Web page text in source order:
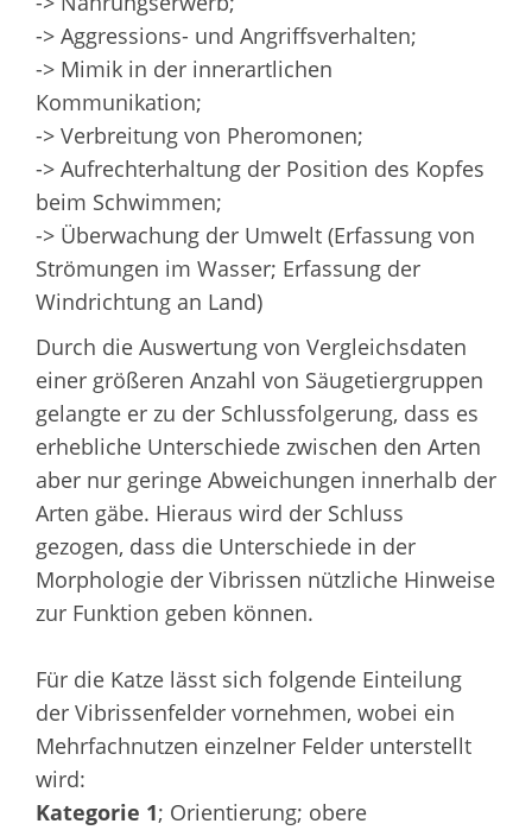
-> Aggressions- und Angriffsverhalten;
-> Mimik in der innerartlichen
Kommunikation;
-> Verbreitung von Pheromonen;
-> Aufrechterhaltung der Position des Kopfes
beim Schwimmen;
-> Überwachung der Umwelt (Erfassung von
Strömungen im Wasser; Erfassung der
Windrichtung an Land)
Durch die Auswertung von Vergleichsdaten
einer größeren Anzahl von Säugetiergruppen
gelangte er zu der Schlussfolgerung, dass es
erhebliche Unterschiede zwischen den Arten
aber nur geringe Abweichungen innerhalb der
Arten gäbe. Hieraus wird der Schluss
gezogen, dass die Unterschiede in der
Morphologie der Vibrissen nützliche Hinweise
zur Funktion geben können.
Für die Katze lässt sich folgende Einteilung
der Vibrissenfelder vornehmen, wobei ein
Mehrfachnutzen einzelner Felder unterstellt
wird:
Kategorie 1; Orientierung; obere